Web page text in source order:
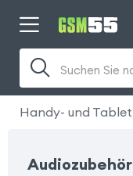
Handy- und